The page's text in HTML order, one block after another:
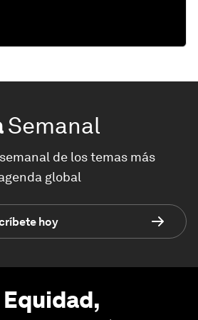
Semanal
de los temas más
global
hoy
Equidad,